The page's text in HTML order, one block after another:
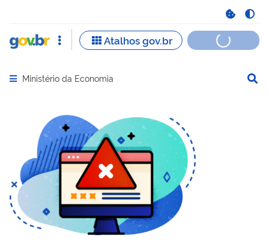
Abrir menu principal de navegação
Ministério da Economia